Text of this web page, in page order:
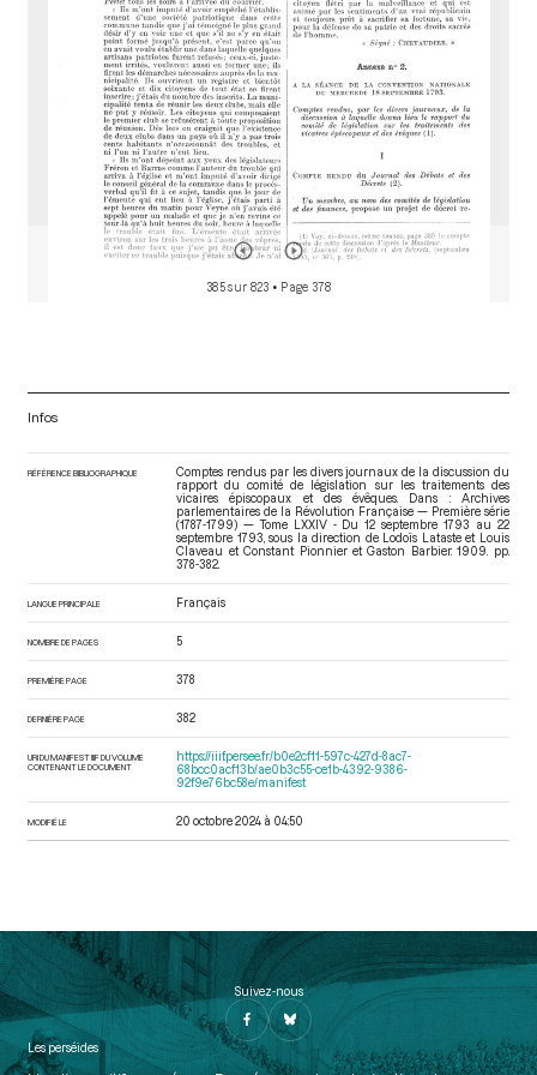
385 sur 823 • Page 378
Infos
RÉFÉRENCE BIBLIOGRAPHIQUE
Comptes rendus par les divers journaux de la discussion du
rapport du comité de législation sur les traitements des
vicaires épiscopaux et des évêques. Dans : Archives
parlementaires de la Révolution Française — Première série
(1787-1799) — Tome LXXIV - Du 12 septembre 1793 au 22
septembre 1793 , sous la direction de Lodoïs Lataste et Louis
Claveau et Constant Pionnier et Gaston Barbier. 1909. pp.
378-382.
LANGUE PRINCIPALE Français
NOMBRE DE PAGES 5
PREMIÈRE PAGE 378
DERNIÈRE PAGE 382
URI DU MANIFEST IIIF DU VOLUME
CONTENANT LE DOCUMENT
https://iiif.persee.fr/b0e2cf11-597c-427d-8ac7-
68bcc0acf13b/ae0b3c55-ce1b-4392-9386-
92f9e76bc58e/manifest
MODIFIÉ LE 20 octobre 2024 à 04:50
Suivez-nous
Les perséides